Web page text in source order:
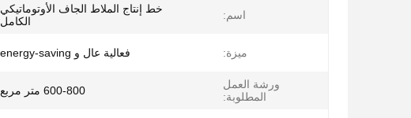
اسم:
خط إنتاج الملاط الجاف الأوتوماتيكي
الكامل
ميزة: فعالية عال و energy-saving
ورشة العمل
المطلوبة:
600-800 متر مربع